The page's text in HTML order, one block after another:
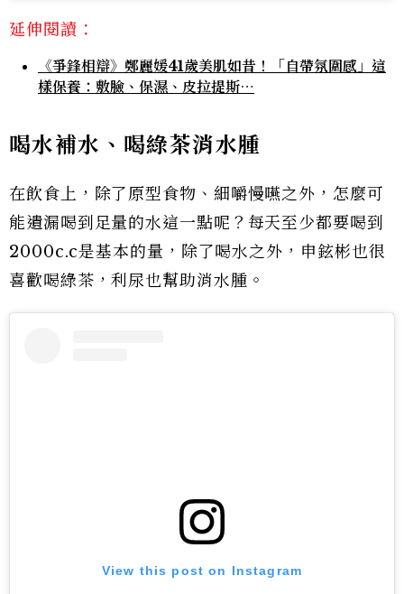
延伸閱讀：
《爭鋒相辯》鄭麗媛41歲美肌如昔！「自帶氛圍感」這
樣保養：敷臉、保濕、皮拉提斯⋯
喝水補水、喝綠茶消水腫
在飲食上，除了原型食物、細嚼慢嚥之外，怎麼可
能遺漏喝到足量的水這一點呢？每天至少都要喝到
2000c.c是基本的量，除了喝水之外，申鉉彬也很
喜歡喝綠茶，利尿也幫助消水腫。
View this post on Instagram